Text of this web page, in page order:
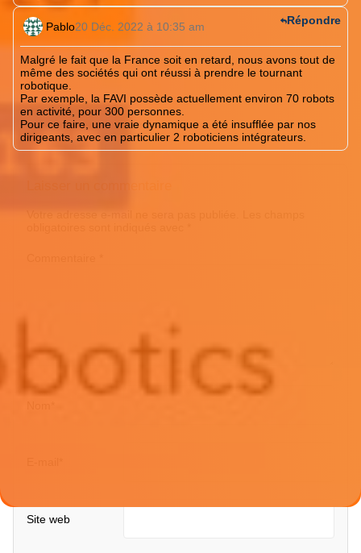
Pablo20 Déc. 2022 à 10:35 am
Malgré le fait que la France soit en retard, nous avons tout de
même des sociétés qui ont réussi à prendre le tournant
robotique.
Par exemple, la FAVI possède actuellement environ 70 robots
en activité, pour 300 personnes.
Pour ce faire, une vraie dynamique a été insufflée par nos
dirigeants, avec en particulier 2 roboticiens intégrateurs.
Répondre
Site web